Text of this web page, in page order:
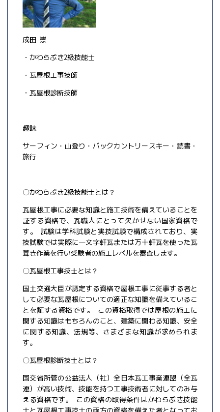
成田 崇
・かわらぶき2級技能士
・瓦屋根工事技師
・瓦屋根診断技師
趣味
サーフィン・山登り・バックカントリースキー・読書・
旅行
〇かわらぶき2級技能士とは？
瓦屋根工事に必要な知識と施工技術を備えていることを
証する資格で、瓦職人にとって欠かせない国家資格で
す。 試験は学科試験と実技試験で構成されており、実
技試験では実際に一文字軒瓦または万十軒瓦を使った瓦
葺き作業を行い受験者の施工レベルを審査します。
〇瓦屋根工事技士とは？
国土交通大臣が認定する資格で屋根工事に従事する者と
して必要な瓦屋根についての適正な知識を備えているこ
とを証する資格です。 この資格取得では屋根の施工に
関する知識はもちろんのこと、建築に関わる知識、安全
に関する知識、法規等、さまざまな知識が求められま
す。
〇瓦屋根診断技士とは？
国交省所管の公益法人（社）全日本瓦工事業連盟（全瓦
連）が高い技術、技能を持つ工事技術者に対してのみ与
える資格です。 この資格の取得条件はかわらぶき技能